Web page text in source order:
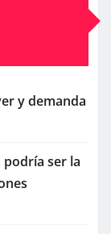
y demanda
podría ser la